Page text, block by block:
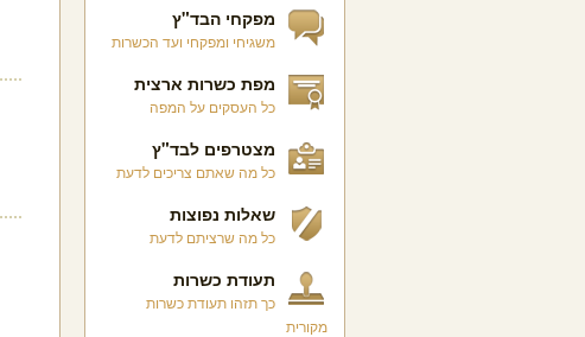
מפקחי הבד"ץ
משגיחי ומפקחי ועד הכשרות
מפת כשרות ארצית
כל העסקים על המפה
מצטרפים לבד"ץ
כל מה שאתם צריכים לדעת
שאלות נפוצות
כל מה שרציתם לדעת
תעודת כשרות
כך תזהו תעודת כשרות
מקורית